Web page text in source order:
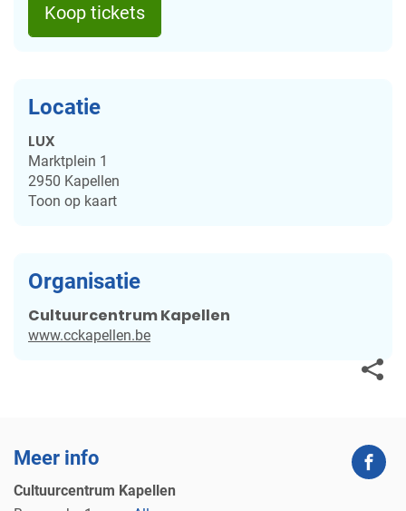
Koop tickets
Locatie
LUX
Marktplein 1
2950 Kapellen
Toon op kaart
Organisatie
Cultuurcentrum Kapellen
Website
www.cckapellen.be
Meer info
Cultuurcentrum Kapellen
deze